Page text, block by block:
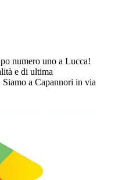
numero uno a Lucca!
e di ultima
a Capannori in via